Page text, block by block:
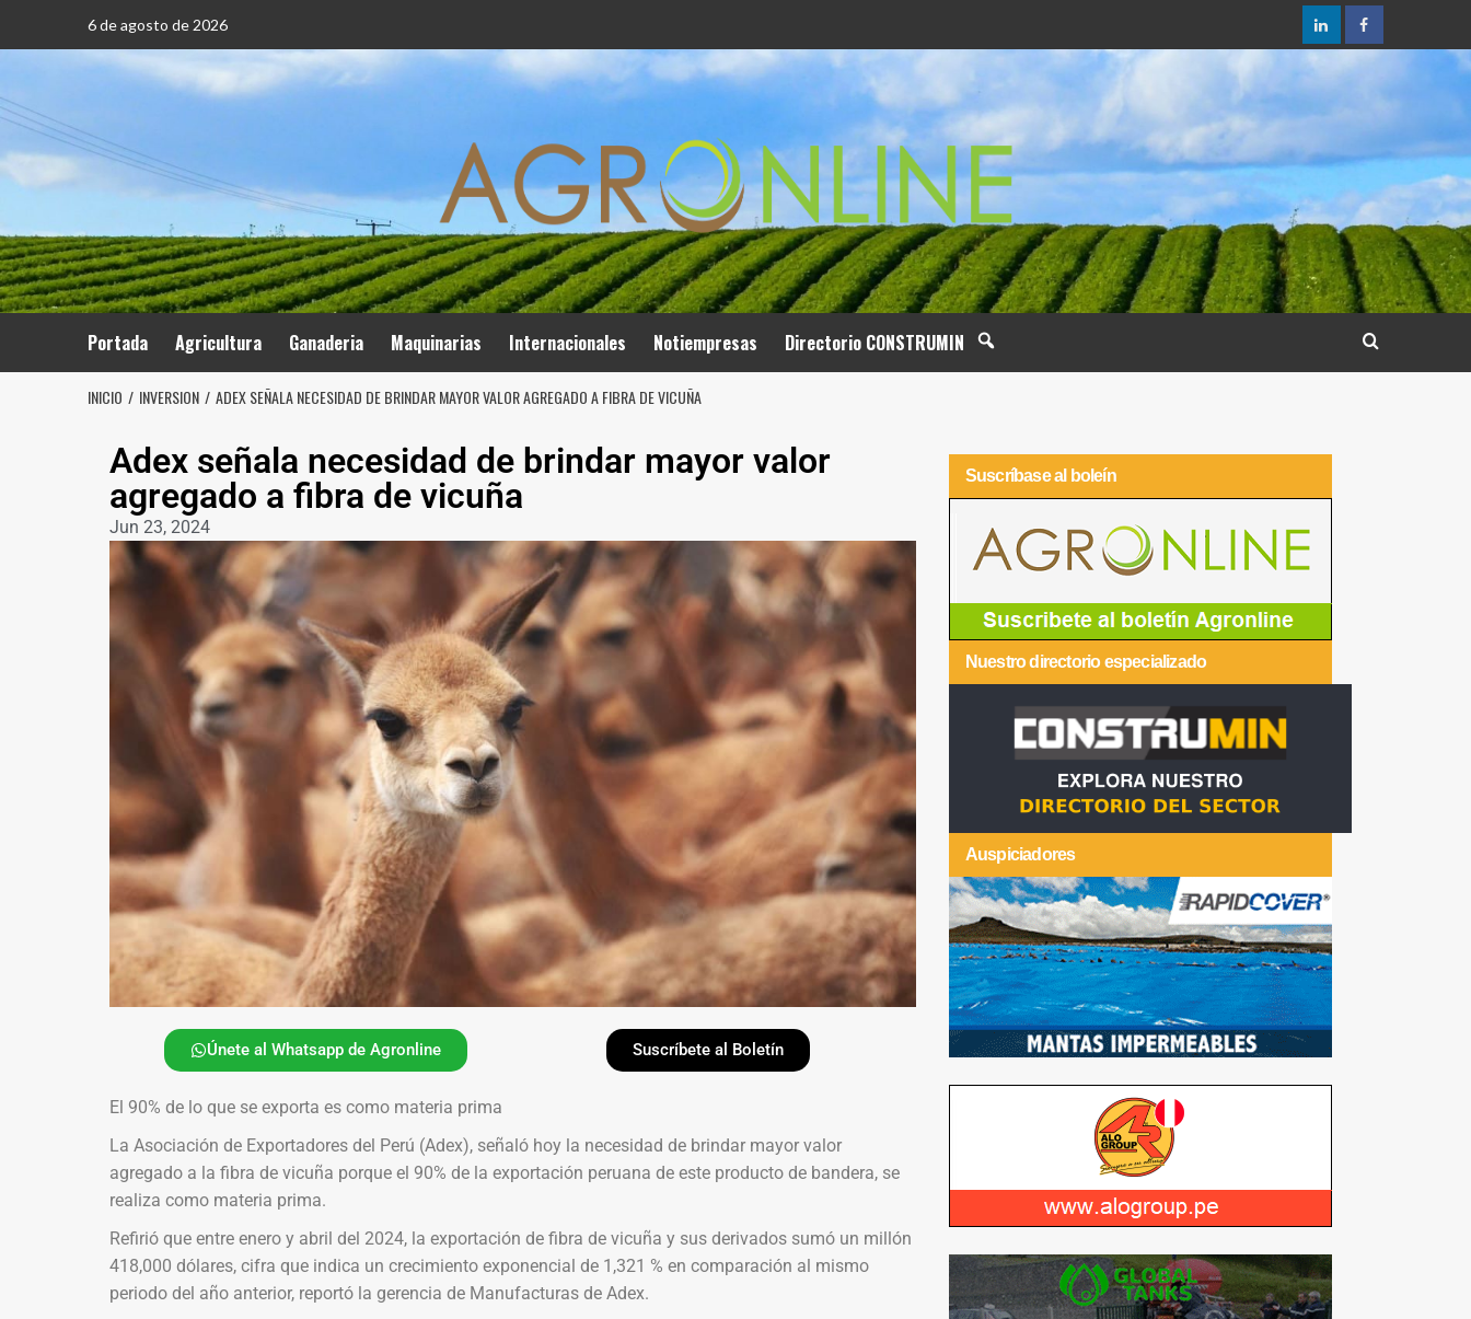
6 de agosto de 2026
Portada Agricultura Ganaderia Maquinarias Internacionales Notiempresas Directorio CONSTRUMIN
INICIO INVERSION ADEX SEÑALA NECESIDAD DE BRINDAR MAYOR VALOR AGREGADO A FIBRA DE VICUÑA
Adex señala necesidad de brindar mayor valor
agregado a fibra de vicuña
Jun 23, 2024
Únete al Whatsapp de Agronline Suscríbete al Boletín
El 90% de lo que se exporta es como materia prima
La Asociación de Exportadores del Perú (Adex), señaló hoy la necesidad de brindar mayor valor
agregado a la fibra de vicuña porque el 90% de la exportación peruana de este producto de bandera, se
realiza como materia prima.
Refirió que entre enero y abril del 2024, la exportación de fibra de vicuña y sus derivados sumó un millón
418,000 dólares, cifra que indica un crecimiento exponencial de 1,321 % en comparación al mismo
periodo del año anterior, reportó la gerencia de Manufacturas de Adex.
Suscríbase al boleín
Nuestro directorio especializado
Auspiciadores